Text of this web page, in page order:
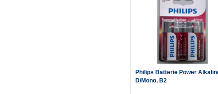
Philips Batterie Power
D/Mono, B2